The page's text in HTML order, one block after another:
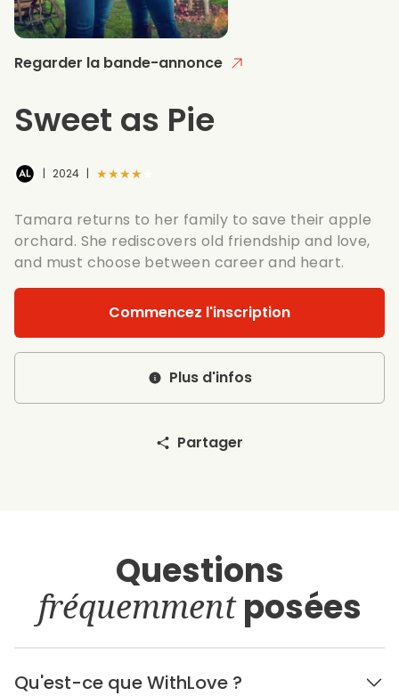
Regarder la bande-annonce
Sweet as Pie
| 2024 | ★★★★★
Tamara returns to her family to save their apple
orchard. She rediscovers old friendship and love,
and must choose between career and heart.
Commencez l'inscription
Plus d'infos
Partager
Questions
fréquemmentposées
Qu'est-ce que WithLove ?